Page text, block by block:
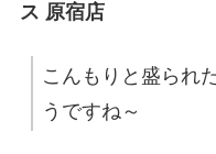
ス 原宿店
こんもりと盛られ
うですね～